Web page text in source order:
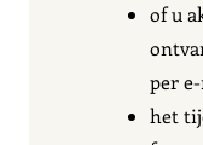
of u
per
het